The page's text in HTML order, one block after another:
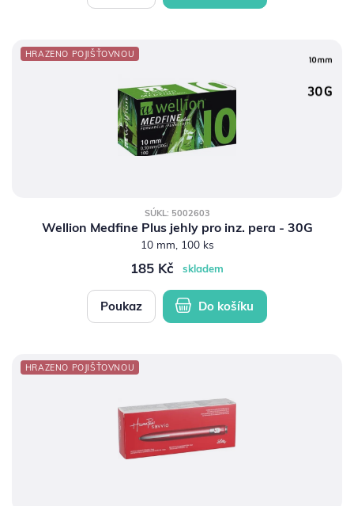
HRAZENO POJIŠŤOVNOU
SÚKL: 5002603
Wellion Medfine Plus jehly pro inz. pera - 30G
10 mm, 100 ks
185 Kč skladem
Poukaz Do košíku
HRAZENO POJIŠŤOVNOU